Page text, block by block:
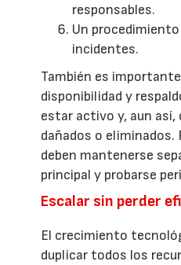
responsables.
Un
incidentes.
También es
disponibilidad y
estar activo y, aun
dañados o eliminados.
deben mantenerse
principal y probarse
Escalar sin perder
El crecimiento
duplicar todos los